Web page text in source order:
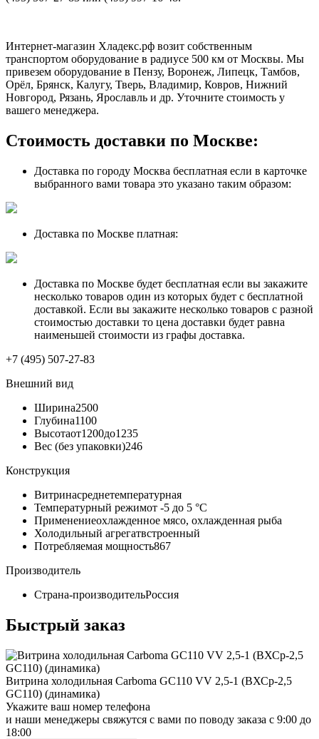
Интернет-магазин Хладекс.рф возит собственным
транспортом оборудование в радиусе 500 км от Москвы. Мы
привезем оборудование в Пензу, Воронеж, Липецк, Тамбов,
Орёл, Брянск, Калугу, Тверь, Владимир, Ковров, Нижний
Новгород, Рязань, Ярославль и др. Уточните стоимость у
вашего менеджера.
Стоимость доставки по Москве:
Доставка по городу Москва бесплатная если в карточке
выбранного вами товара это указано таким образом:
Доставка по Москве платная:
Доставка по Москве будет бесплатная если вы закажите
несколько товаров один из которых будет с бесплатной
доставкой. Если вы закажите несколько товаров с разной
стоимостью доставки то цена доставки будет равна
наименьшей стоимости из графы доставка.
+7 (495) 507-27-83
Внешний вид
Ширина2500
Глубина1100
Высотаот1200до1235
Вес (без упаковки)246
Конструкция
Витринасреднетемпературная
Температурный режимот -5 до 5 °C
Применениеохлажденное мясо, охлажденная рыба
Холодильный агрегатвстроенный
Потребляемая мощность867
Производитель
Страна-производительРоссия
Быстрый заказ
Витрина холодильная Carboma GC110 VV 2,5-1 (ВХСр-2,5
GC110) (динамика)
Укажите ваш номер телефона
и наши менеджеры свяжутся с вами по поводу заказа с 9:00 до
18:00